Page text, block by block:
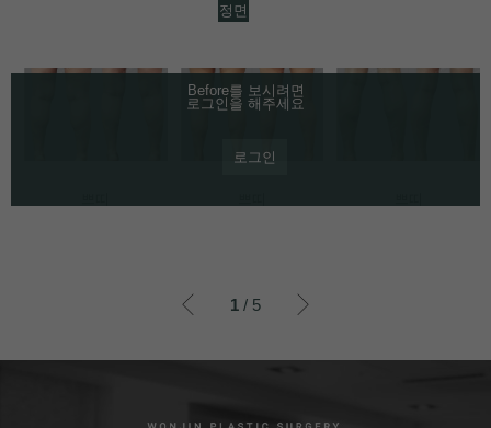
정면
Before를 보시려면
로그인을 해주세요
로그인
1 / 5